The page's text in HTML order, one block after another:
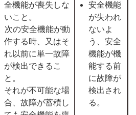
全機能が喪失しな
いこと。
次の安全機能が動
作する時、又はそ
れ以前に単一故障
が検出できるこ
と。
それが不可能な場
合、故障が蓄積し
安全機能
が失われ
ないよ
う、安全
機能が機
能する前
に故障が
検出され
る。